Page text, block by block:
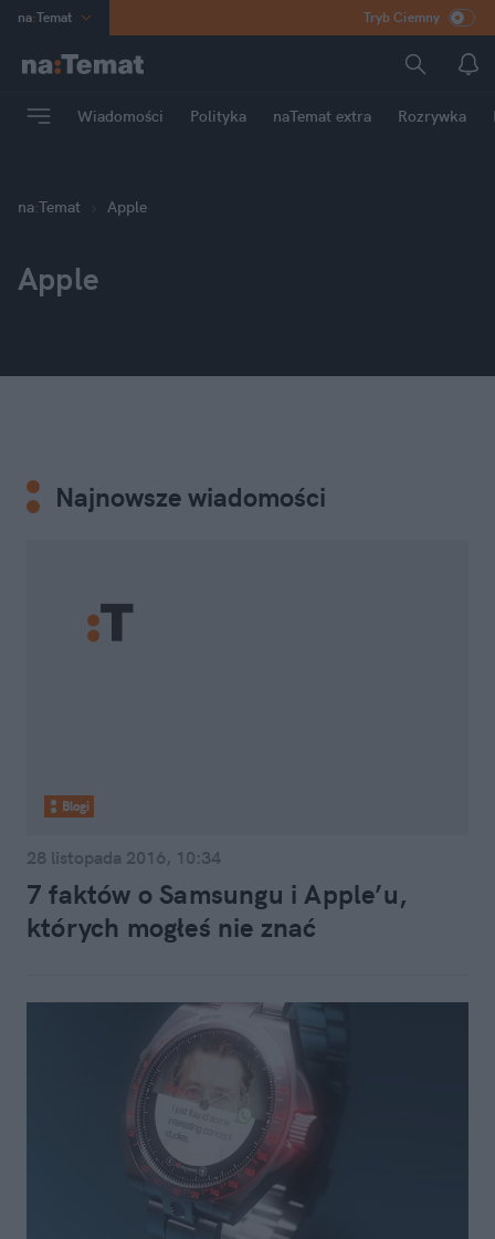
na:Temat
Poland
mama
Rozrywka
Tryb Ciemny
Wiadomości Polityka naTemat extra Rozrywka
na:Temat Apple
Apple
Najnowsze wiadomości
Blogi
28 listopada 2016, 10:34
7 faktów o Samsungu i Apple’u,
których mogłeś nie znać